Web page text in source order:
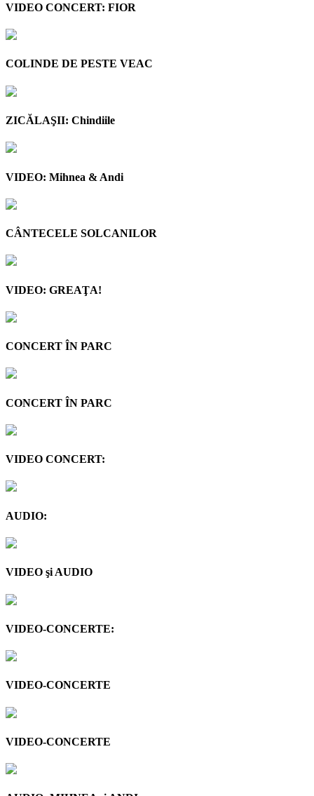
VIDEO CONCERT: FIOR
COLINDE DE PESTE VEAC
ZICĂLAŞII: Chindiile
VIDEO: Mihnea & Andi
CÂNTECELE SOLCANILOR
VIDEO: GREAŢA!
CONCERT ÎN PARC
CONCERT ÎN PARC
VIDEO CONCERT:
AUDIO:
VIDEO şi AUDIO
VIDEO-CONCERTE:
VIDEO-CONCERTE
VIDEO-CONCERTE